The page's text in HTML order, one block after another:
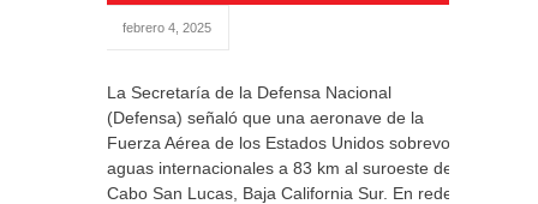
febrero 4, 2025
La Secretaría de la Defensa Nacional
(Defensa) señaló que una aeronave de la
Fuerza Aérea de los Estados Unidos sobrevoló
aguas internacionales a 83 km al suroeste de
Cabo San Lucas, Baja California Sur. En redes